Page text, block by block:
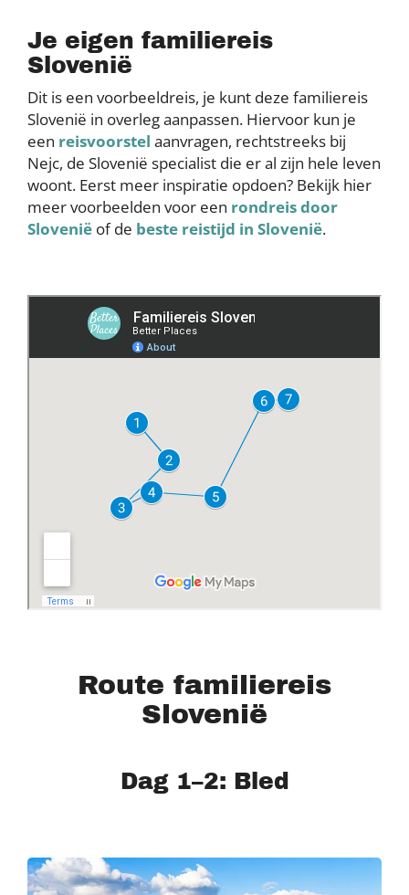
Je eigen familiereis
Slovenië
Dit is een voorbeeldreis, je kunt deze familiereis
Slovenië in overleg aanpassen. Hiervoor kun je
een reisvoorstel aanvragen, rechtstreeks bij
Nejc, de Slovenië specialist die er al zijn hele leven
woont. Eerst meer inspiratie opdoen? Bekijk hier
meer voorbeelden voor een rondreis door
Slovenië of de beste reistijd in Slovenië.
Route familiereis
Slovenië
Dag 1–2: Bled